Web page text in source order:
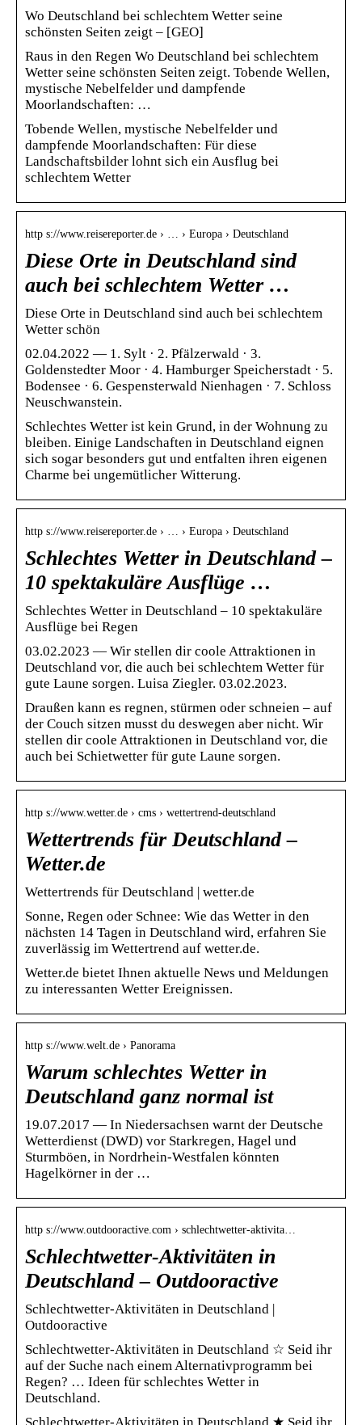
Wo Deutschland bei schlechtem Wetter seine
schönsten Seiten zeigt – [GEO]
Raus in den Regen Wo Deutschland bei schlechtem
Wetter seine schönsten Seiten zeigt. Tobende Wellen,
mystische Nebelfelder und dampfende
Moorlandschaften: …
Tobende Wellen, mystische Nebelfelder und
dampfende Moorlandschaften: Für diese
Landschaftsbilder lohnt sich ein Ausflug bei
schlechtem Wetter
http s://www.reisereporter.de › … › Europa › Deutschland
Diese Orte in Deutschland sind
auch bei schlechtem Wetter …
Diese Orte in Deutschland sind auch bei schlechtem
Wetter schön
02.04.2022 — 1. Sylt · 2. Pfälzerwald · 3.
Goldenstedter Moor · 4. Hamburger Speicherstadt · 5.
Bodensee · 6. Gespensterwald Nienhagen · 7. Schloss
Neuschwanstein.
Schlechtes Wetter ist kein Grund, in der Wohnung zu
bleiben. Einige Landschaften in Deutschland eignen
sich sogar besonders gut und entfalten ihren eigenen
Charme bei ungemütlicher Witterung.
http s://www.reisereporter.de › … › Europa › Deutschland
Schlechtes Wetter in Deutschland –
10 spektakuläre Ausflüge …
Schlechtes Wetter in Deutschland – 10 spektakuläre
Ausflüge bei Regen
03.02.2023 — Wir stellen dir coole Attraktionen in
Deutschland vor, die auch bei schlechtem Wetter für
gute Laune sorgen. Luisa Ziegler. 03.02.2023.
Draußen kann es regnen, stürmen oder schneien – auf
der Couch sitzen musst du deswegen aber nicht. Wir
stellen dir coole Attraktionen in Deutschland vor, die
auch bei Schietwetter für gute Laune sorgen.
http s://www.wetter.de › cms › wettertrend-deutschland
Wettertrends für Deutschland –
Wetter.de
Wettertrends für Deutschland | wetter.de
Sonne, Regen oder Schnee: Wie das Wetter in den
nächsten 14 Tagen in Deutschland wird, erfahren Sie
zuverlässig im Wettertrend auf wetter.de.
Wetter.de bietet Ihnen aktuelle News und Meldungen
zu interessanten Wetter Ereignissen.
http s://www.welt.de › Panorama
Warum schlechtes Wetter in
Deutschland ganz normal ist
19.07.2017 — In Niedersachsen warnt der Deutsche
Wetterdienst (DWD) vor Starkregen, Hagel und
Sturmböen, in Nordrhein-Westfalen könnten
Hagelkörner in der …
http s://www.outdooractive.com › schlechtwetter-aktivita…
Schlechtwetter-Aktivitäten in
Deutschland – Outdooractive
Schlechtwetter-Aktivitäten in Deutschland |
Outdooractive
Schlechtwetter-Aktivitäten in Deutschland ☆ Seid ihr
auf der Suche nach einem Alternativprogramm bei
Regen? … Ideen für schlechtes Wetter in
Deutschland.
Schlechtwetter-Aktivitäten in Deutschland ★ Seid ihr